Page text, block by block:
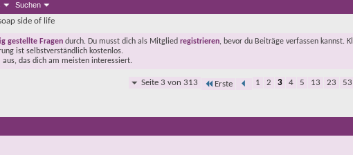
Suchen
side of life
gestellte Fragen durch. Du musst dich als Mitglied registrieren, bevor du Beiträge verfassen kannst.
ist selbstverständlich kostenlos.
aus, das dich am meisten interessiert.
Seite 3 von 313 Erste 1 2 3 4 5 13 23 53